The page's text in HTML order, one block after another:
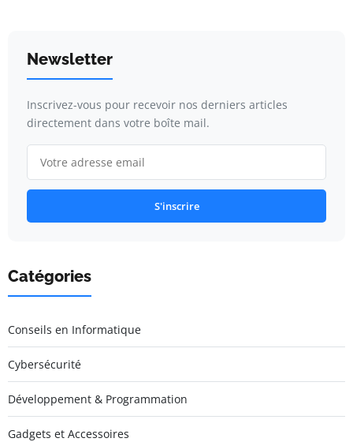
Newsletter
Inscrivez-vous pour recevoir nos derniers articles
directement dans votre boîte mail.
S'inscrire
Catégories
Conseils en Informatique
Cybersécurité
Développement & Programmation
Gadgets et Accessoires